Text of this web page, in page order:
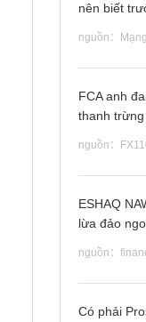
nên biết
nguồn：
FCA anh
thanh trừng
nguồn：
ESHAQ
lừa đảo
nguồn：
Có phải